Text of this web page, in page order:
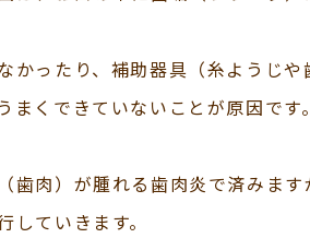
かったり、補助器具（糸ようじ
まくできていないことが原因です。
歯肉）が腫れる歯肉炎で済みま
ていきます。